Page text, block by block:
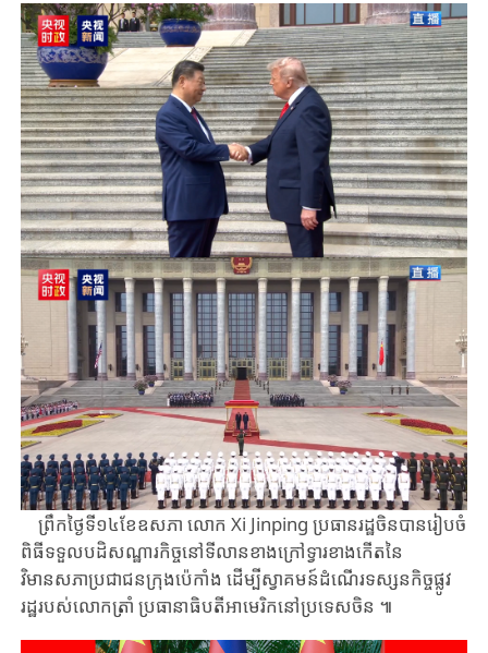
ព្រឹកថ្ងៃទី១៤​ខែឧសភា ​លោក Xi ​Jinping ​ប្រធានរដ្ឋចិន​បាន​រៀបចំ
ពិធី​ទទួល​បដិសណ្ឋារកិច្ច​នៅទីលាន​ខាង​ក្រៅទ្វារខាងកើត​នៃ
វិមានសភា​ប្រជាជនក្រុង​ប៉េកាំង ​ដើម្បី​​ស្វាគមន៍​ដំណើរទស្សនកិច្ច​ផ្លូវ
រដ្ឋរបស់​លោកត្រាំ ​ប្រធានាធិបតី​អាមេរិក​​​នៅប្រទេសចិន ៕